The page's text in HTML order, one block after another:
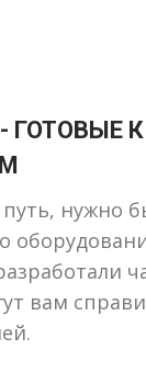
ГОТОВЫЕ
нужно
вам